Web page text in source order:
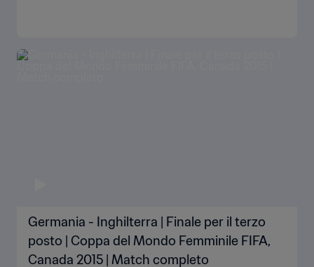
Germania - Inghilterra | Finale per il terzo
posto | Coppa del Mondo Femminile FIFA,
Canada 2015 | Match completo